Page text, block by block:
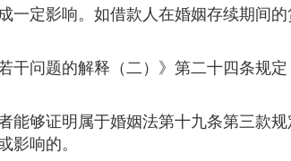
定影响。如借款人在婚姻存续期间
问题的解释（二）》第二十四条规
够证明属于婚姻法第十九条第三款
响的。